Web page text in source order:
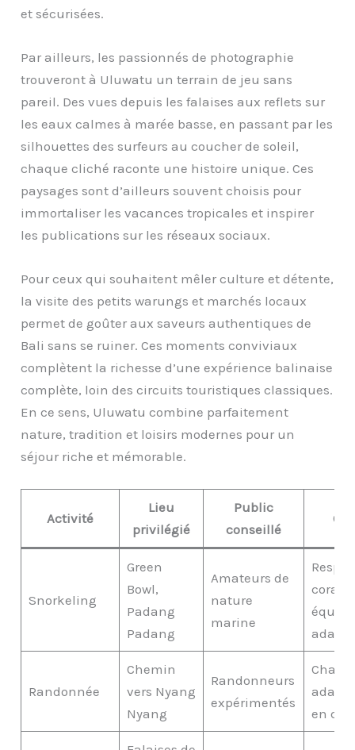
et sécurisées.
Par ailleurs, les passionnés de photographie
trouveront à Uluwatu un terrain de jeu sans
pareil. Des vues depuis les falaises aux reflets sur
les eaux calmes à marée basse, en passant par les
silhouettes des surfeurs au coucher de soleil,
chaque cliché raconte une histoire unique. Ces
paysages sont d’ailleurs souvent choisis pour
immortaliser les vacances tropicales et inspirer
les publications sur les réseaux sociaux.
Pour ceux qui souhaitent mêler culture et détente,
la visite des petits warungs et marchés locaux
permet de goûter aux saveurs authentiques de
Bali sans se ruiner. Ces moments conviviaux
complètent la richesse d’une expérience balinaise
complète, loin des circuits touristiques classiques.
En ce sens, Uluwatu combine parfaitement
nature, tradition et loisirs modernes pour un
séjour riche et mémorable.
Activité
Lieu
privilégié
Public
conseillé
Snorkeling
Green
Bowl,
Padang
Padang
Amateurs de
nature
marine
adapté
Randonnée
Chemin
vers Nyang
Nyang
Randonneurs
expérimentés
en